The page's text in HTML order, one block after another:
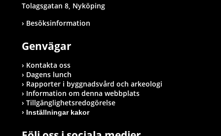
Tolagsgatan 8, Nyköping
Besöksinformation
Genvägar
Kontakta oss
Dagens lunch
Rapporter i byggnadsvård och arkeologi
Information om denna webbplats
Tillgänglighetsredogörelse
Inställningar kakor